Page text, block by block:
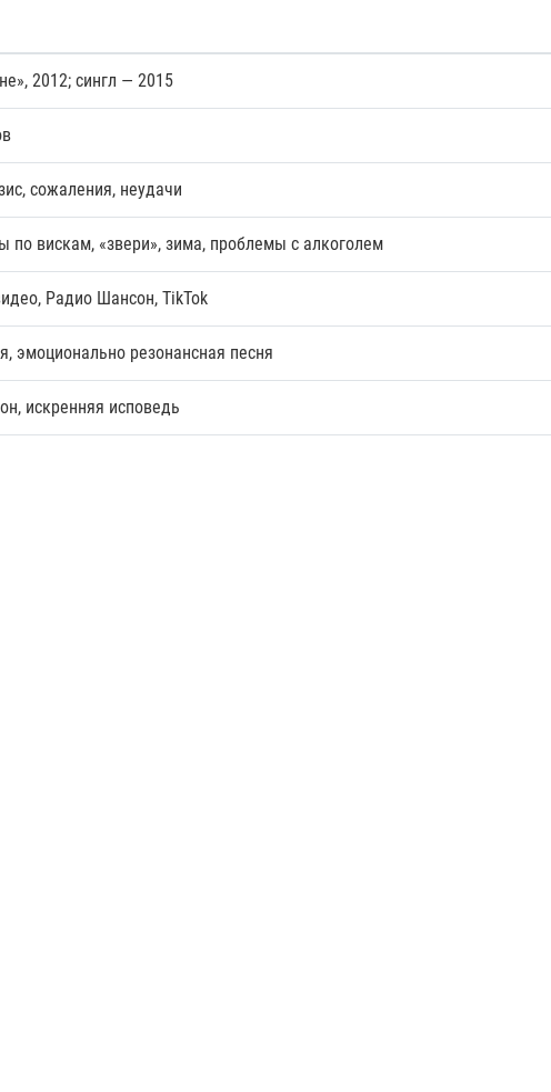
2012; сингл — 2015
сожаления, неудачи
по вискам, «звери», зима, проблемы с алкоголем
Радио Шансон, TikTok
эмоционально резонансная песня
искренняя исповедь